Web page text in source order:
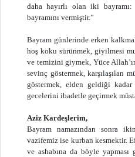
daha hayırlı olan iki
bayramını vermiştir.”
Bayram günlerinde erken
hoş koku sürünmek, giyilmesi
ve temizini giymek, Yüce
sevinç göstermek, karşılaşılan
göstermek, elden geldiği
gecelerini ibadetle geçirmek
Aziz Kardeşlerim,
Bayram namazından sonra
vazifemiz ise kurban kesmektir.
ve ashabına da böyle